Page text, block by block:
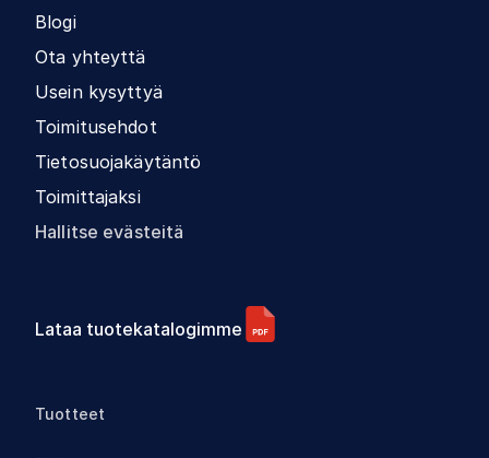
Blogi
Ota yhteyttä
Usein kysyttyä
Toimitusehdot
Tietosuojakäytäntö
Toimittajaksi
Hallitse evästeitä
Lataa tuotekatalogimme
Tuotteet